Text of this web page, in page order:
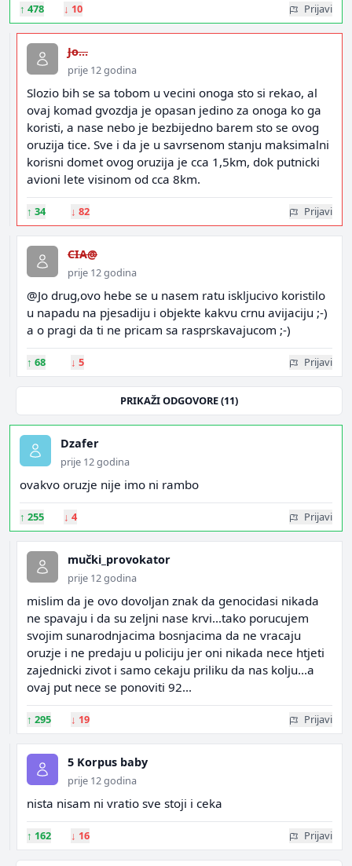
↑ 478 ↓ 10 Prijavi
Jo...
prije 12 godina
Slozio bih se sa tobom u vecini onoga sto si rekao, al
ovaj komad gvozdja je opasan jedino za onoga ko ga
koristi, a nase nebo je bezbijedno barem sto se ovog
oruzija tice. Sve i da je u savrsenom stanju maksimalni
korisni domet ovog oruzija je cca 1,5km, dok putnicki
avioni lete visinom od cca 8km.
↑ 34 ↓ 82 Prijavi
CIA@
prije 12 godina
@Jo drug,ovo hebe se u nasem ratu iskljucivo koristilo
u napadu na pjesadiju i objekte kakvu crnu avijaciju ;-)
a o pragi da ti ne pricam sa rasprskavajucom ;-)
↑ 68 ↓ 5 Prijavi
PRIKAŽI ODGOVORE (11)
Dzafer
prije 12 godina
ovakvo oruzje nije imo ni rambo
↑ 255 ↓ 4 Prijavi
mučki_provokator
prije 12 godina
mislim da je ovo dovoljan znak da genocidasi nikada
ne spavaju i da su zeljni nase krvi...tako porucujem
svojim sunarodnjacima bosnjacima da ne vracaju
oruzje i ne predaju u policiju jer oni nikada nece htjeti
zajednicki zivot i samo cekaju priliku da nas kolju...a
ovaj put nece se ponoviti 92...
↑ 295 ↓ 19 Prijavi
5 Korpus baby
prije 12 godina
nista nisam ni vratio sve stoji i ceka
↑ 162 ↓ 16 Prijavi